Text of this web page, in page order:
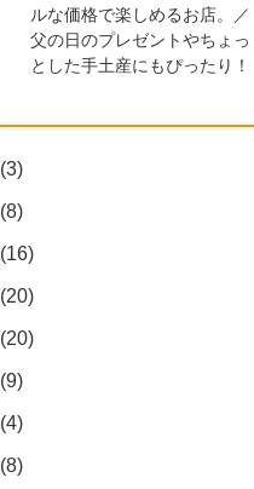
ルな価格で楽しめるお店。／
父の日のプレゼントやちょっ
とした手土産にもぴったり！
(3)
(8)
(16)
(20)
(20)
(9)
(4)
(8)